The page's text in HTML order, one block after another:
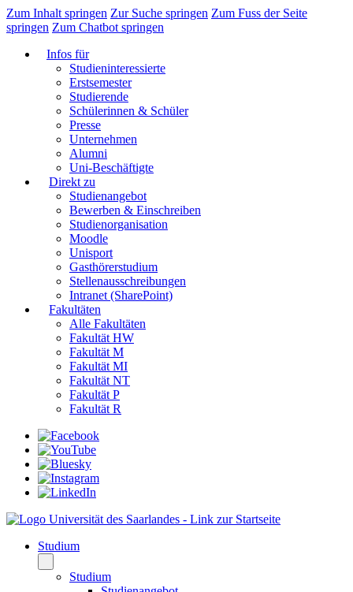
Zum Inhalt springen Zur Suche springen Zum Fuss der Seite
springen Zum Chatbot springen
Infos für
Studieninteressierte
Erstsemester
Studierende
Schülerinnen & Schüler
Presse
Unternehmen
Alumni
Uni-Beschäftigte
Direkt zu
Studienangebot
Bewerben & Einschreiben
Studienorganisation
Moodle
Unisport
Gasthörerstudium
Stellenausschreibungen
Intranet (SharePoint)
Fakultäten
Alle Fakultäten
Fakultät HW
Fakultät M
Fakultät MI
Fakultät NT
Fakultät P
Fakultät R
Studium
Studium